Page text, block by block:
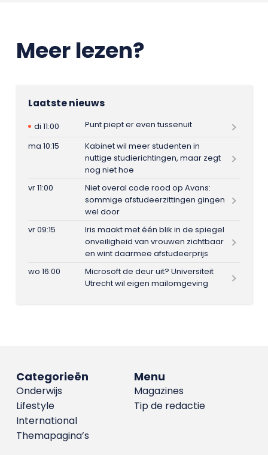
Meer lezen?
Laatste nieuws
di 11:00
Punt piept er even tussenuit
ma 10:15
Kabinet wil meer studenten in
nuttige studierichtingen, maar zegt
nog niet hoe
vr 11:00
Niet overal code rood op Avans:
sommige afstudeerzittingen gingen
wel door
vr 09:15
Iris maakt met één blik in de spiegel
onveiligheid van vrouwen zichtbaar
en wint daarmee afstudeerprijs
wo 16:00
Microsoft de deur uit? Universiteit
Utrecht wil eigen mailomgeving
Menu
Magazines
Tip de redactie
Categorieën
Onderwijs
Lifestyle
International
Themapagina’s